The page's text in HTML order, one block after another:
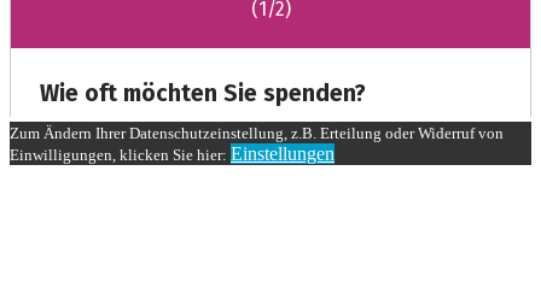
Zum Ändern Ihrer Datenschutzeinstellung, z.B. Erteilung oder Widerruf von
Einwilligungen, klicken Sie hier: Einstellungen